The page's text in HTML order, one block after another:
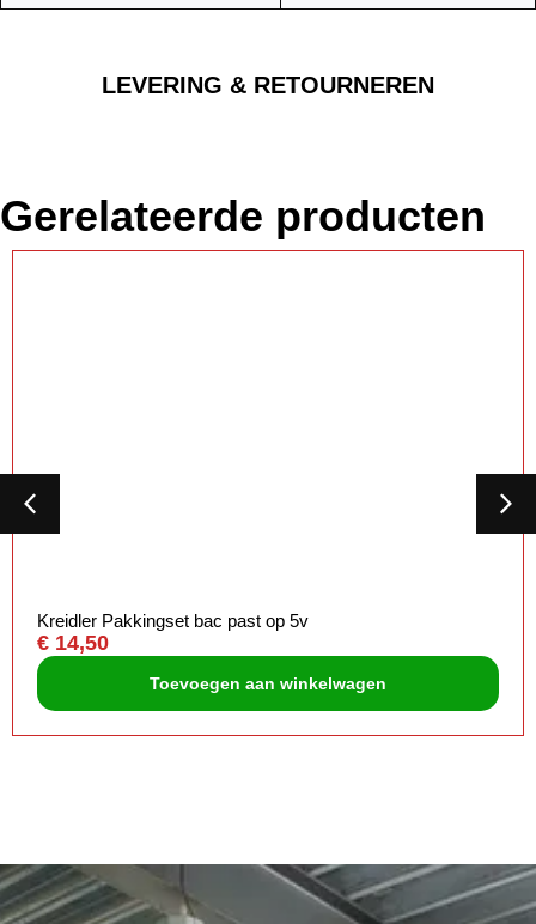
LEVERING & RETOURNEREN
Gerelateerde producten
Kreidler Pakkingset bac past op 5v
€ 14,50
Toevoegen aan winkelwagen